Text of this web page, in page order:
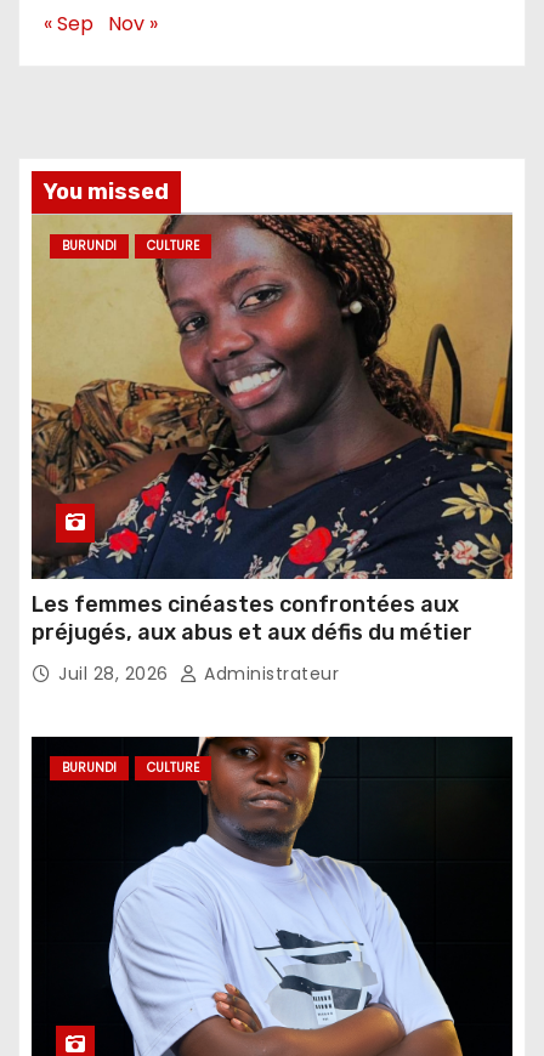
« Sep Nov »
You missed
BURUNDI CULTURE
Les femmes cinéastes confrontées aux
préjugés, aux abus et aux défis du métier
Juil 28, 2026 Administrateur
BURUNDI CULTURE